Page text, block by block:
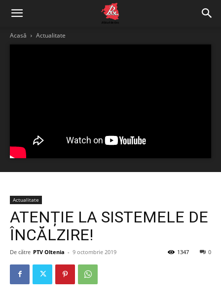
Acasă Actualitate
Actualitate
ATENȚIE LA SISTEMELE DE
ÎNCĂLZIRE!
De către PTV Oltenia - 9 octombrie 2019 0
1347